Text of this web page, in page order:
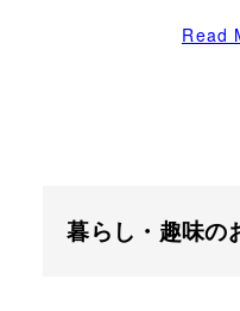
Read
暮らし・趣味の